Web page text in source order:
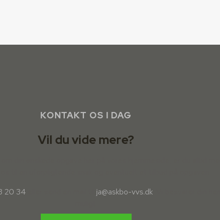
KONTAKT OS I DAG
Vil du vide mere?
20 34 ja@askbo-vvs.dk. Vi besvarer din